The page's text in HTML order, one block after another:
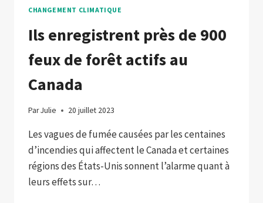
CHANGEMENT CLIMATIQUE
Ils enregistrent près de 900
feux de forêt actifs au
Canada
ParJulie 20 juillet 2023
Les vagues de fumée causées par les centaines
d’incendies qui affectent le Canada et certaines
régions des États-Unis sonnent l’alarme quant à
leurs effets sur…